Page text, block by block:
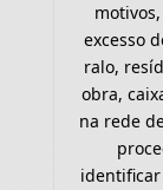
excesso
ralo,
obra,
na rede